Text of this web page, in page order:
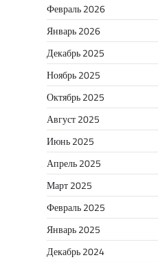
Февраль 2026
Январь 2026
Декабрь 2025
Ноябрь 2025
Октябрь 2025
Август 2025
Июнь 2025
Апрель 2025
Март 2025
Февраль 2025
Январь 2025
Декабрь 2024